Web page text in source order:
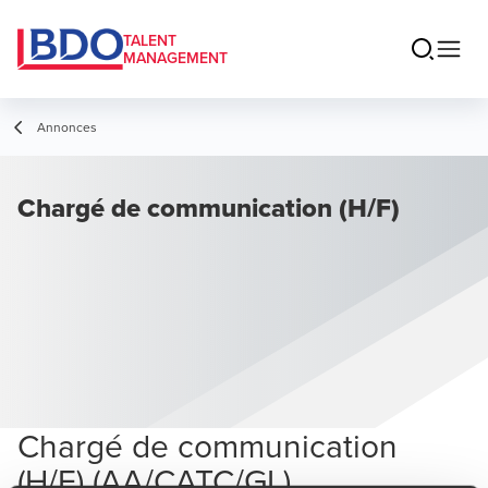
TALENT
MANAGEMENT
Annonces
Chargé de communication (H/F)
Chargé de communication